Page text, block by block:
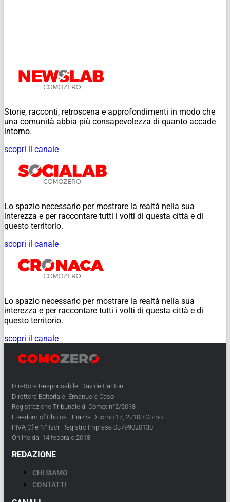
Storie, racconti, retroscena e approfondimenti in modo che
una comunità abbia più consapevolezza di quanto accade
intorno.
scopri il canale
Lo spazio necessario per mostrare la realtà nella sua
interezza e per raccontare tutti i volti di questa città e di
questo territorio.
scopri il canale
Lo spazio necessario per mostrare la realtà nella sua
interezza e per raccontare tutti i volti di questa città e di
questo territorio.
scopri il canale
Direttore Responsabile: Davide Cantoni
Direttore Editoriale: Emanuele Caso
Registrazione Tribunale di Como: n°2/2018
Freedom of Choice - Piazza Duomo 17, 22100 Como
PIVA Cf e N° Iscr. Registro Imprese 03799020130
Online dal 14 febbraio 2018
REDAZIONE
CHI SIAMO
CONTATTI